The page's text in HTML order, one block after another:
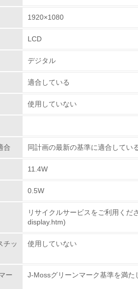
果を定期的に検証して次の活動に活かして
づいて自分の業務の中で行うべき環境対
やプログラムを導入している
資源・エネルギー
1920×1080
LCD
デジタル
適合している
使用していない
合 同計画の最新の基準に適合してい
11.4W
0.5W
リサイクルサービスをご利用く
display.htm)
チッ
使用していない
ー
J-Mossグリーンマーク基準を満た